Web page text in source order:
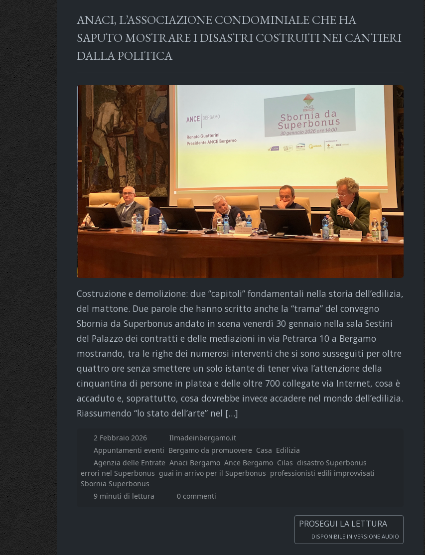
ANACI, L’ASSOCIAZIONE CONDOMINIALE CHE HA
SAPUTO MOSTRARE I DISASTRI COSTRUITI NEI CANTIERI
DALLA POLITICA
Costruzione e demolizione: due ”capitoli” fondamentali nella storia dell’edilizia,
del mattone. Due parole che hanno scritto anche la “trama” del convegno
Sbornia da Superbonus andato in scena venerdì 30 gennaio nella sala Sestini
del Palazzo dei contratti e delle mediazioni in via Petrarca 10 a Bergamo
mostrando, tra le righe dei numerosi interventi che si sono susseguiti per oltre
quattro ore senza smettere un solo istante di tener viva l’attenzione della
cinquantina di persone in platea e delle oltre 700 collegate via Internet, cosa è
accaduto e, soprattutto, cosa dovrebbe invece accadere nel mondo dell’edilizia.
Riassumendo “lo stato dell’arte” nel […]
2 Febbraio 2026
Ilmadeinbergamo.it
Appuntamenti eventi Bergamo da promuovere Casa Edilizia
Agenzia delle Entrate Anaci Bergamo Ance Bergamo Cilas disastro Superbonus
errori nel Superbonus guai in arrivo per il Superbonus professionisti edili improvvisati
Sbornia Superbonus
9 minuti di lettura
0 commenti
PROSEGUI LA LETTURA
DISPONIBILE IN VERSIONE AUDIO